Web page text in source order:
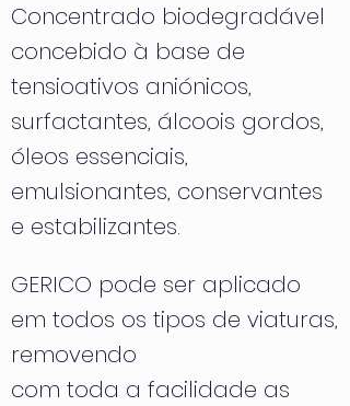
Concentrado biodegradável
concebido à base de
tensioativos aniónicos,
surfactantes, álcoois gordos,
óleos essenciais,
emulsionantes, conservantes
e estabilizantes.
GERICO pode ser aplicado
em todos os tipos de viaturas,
removendo
com toda a facilidade as